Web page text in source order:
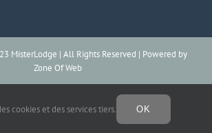
MisterLodge | All Rights Reserved | Powered by
Zone Of Web
FacebookInstagram
cookies et des services tiers. OK